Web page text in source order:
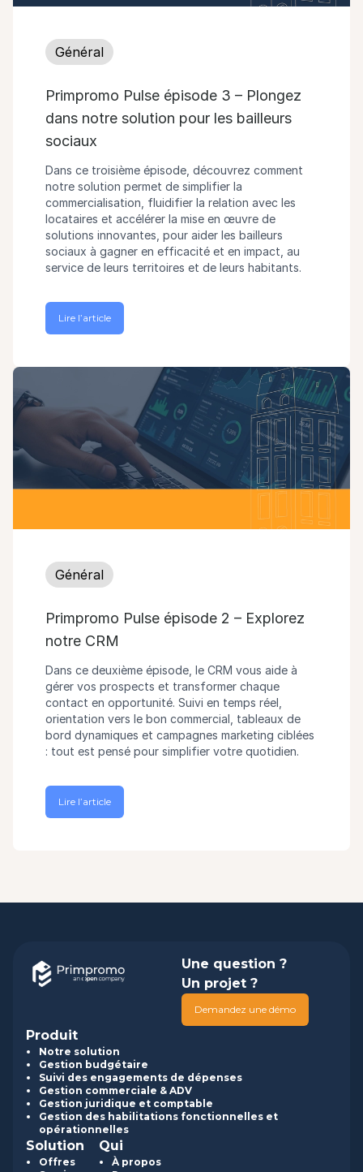
Général
Primpromo Pulse épisode 3 – Plongez
dans notre solution pour les bailleurs
sociaux
Dans ce troisième épisode, découvrez comment
notre solution permet de simplifier la
commercialisation, fluidifier la relation avec les
locataires et accélérer la mise en œuvre de
solutions innovantes, pour aider les bailleurs
sociaux à gagner en efficacité et en impact, au
service de leurs territoires et de leurs habitants.
Lire l’article
Général
Primpromo Pulse épisode 2 – Explorez
notre CRM
Dans ce deuxième épisode, le CRM vous aide à
gérer vos prospects et transformer chaque
contact en opportunité. Suivi en temps réel,
orientation vers le bon commercial, tableaux de
bord dynamiques et campagnes marketing ciblées
: tout est pensé pour simplifier votre quotidien.
Lire l’article
Une question ?
Un projet ?
Demandez une démo
Produit
Notre solution
Gestion budgétaire
Suivi des engagements de dépenses
Gestion commerciale & ADV
Gestion juridique et comptable
Gestion des habilitations fonctionnelles et
opérationnelles
Solution
Offres
Qui
À propos